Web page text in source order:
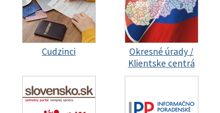
Cudzinci
Okresné úrady /
Klientske centrá